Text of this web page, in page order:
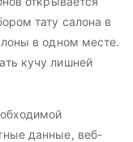
тату салона в
в одном месте.
кучу лишней
данные, веб-